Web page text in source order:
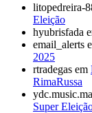
litopedreira-
Eleição
hyubrisfada
email_alerts
2025
rtradegas em
RimaRussa
Super